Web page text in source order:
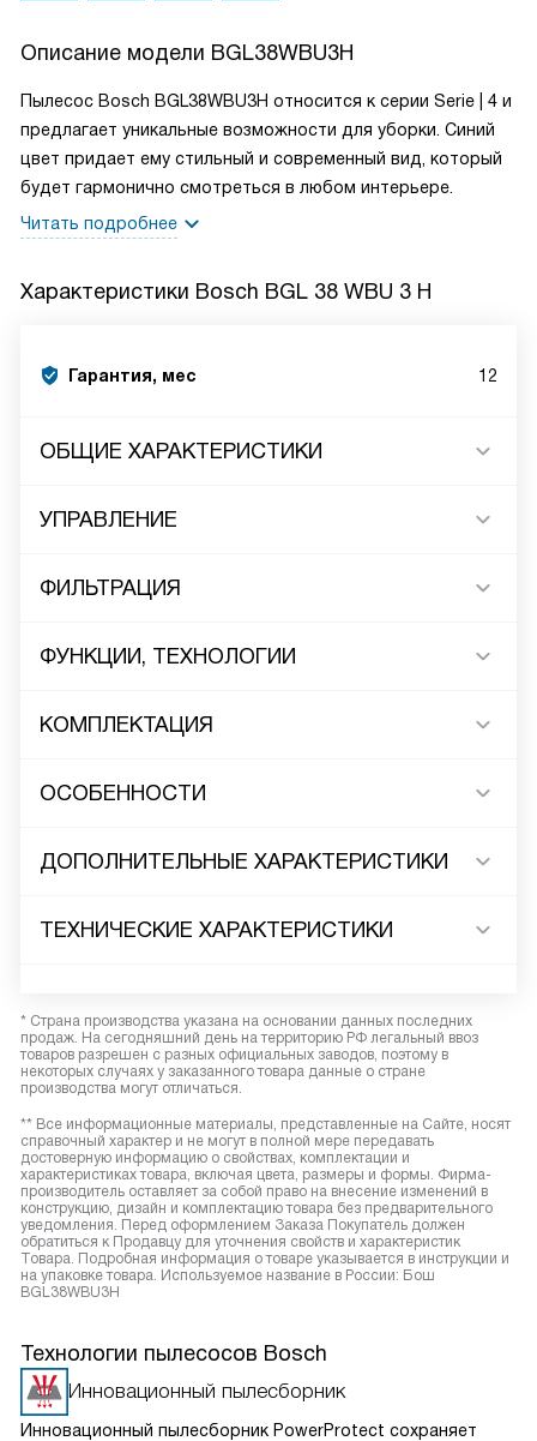
Описание модели BGL38WBU3H
Пылесос Bosch BGL38WBU3H относится к серии Serie | 4 и
предлагает уникальные возможности для уборки. Синий
цвет придает ему стильный и современный вид, который
будет гармонично смотреться в любом интерьере.
Читать подробнее
Характеристики Bosch BGL 38 WBU 3 H
Гарантия, мес 12
ОБЩИЕ ХАРАКТЕРИСТИКИ
УПРАВЛЕНИЕ
ФИЛЬТРАЦИЯ
ФУНКЦИИ, ТЕХНОЛОГИИ
КОМПЛЕКТАЦИЯ
ОСОБЕННОСТИ
ДОПОЛНИТЕЛЬНЫЕ ХАРАКТЕРИСТИКИ
ТЕХНИЧЕСКИЕ ХАРАКТЕРИСТИКИ
* Страна производства указана на основании данных последних
продаж. На сегодняшний день на территорию РФ легальный ввоз
товаров разрешен с разных официальных заводов, поэтому в
некоторых случаях у заказанного товара данные о стране
производства могут отличаться.
** Все информационные материалы, представленные на Сайте, носят
справочный характер и не могут в полной мере передавать
достоверную информацию о свойствах, комплектации и
характеристиках товара, включая цвета, размеры и формы. Фирма-
производитель оставляет за собой право на внесение изменений в
конструкцию, дизайн и комплектацию товара без предварительного
уведомления. Перед оформлением Заказа Покупатель должен
обратиться к Продавцу для уточнения свойств и характеристик
Товара. Подробная информация о товаре указывается в инструкции и
на упаковке товара. Используемое название в России: Бош
BGL38WBU3H
Технологии пылесосов Bosch
Инновационный пылесборник
Инновационный пылесборник PowerProtect сохраняет